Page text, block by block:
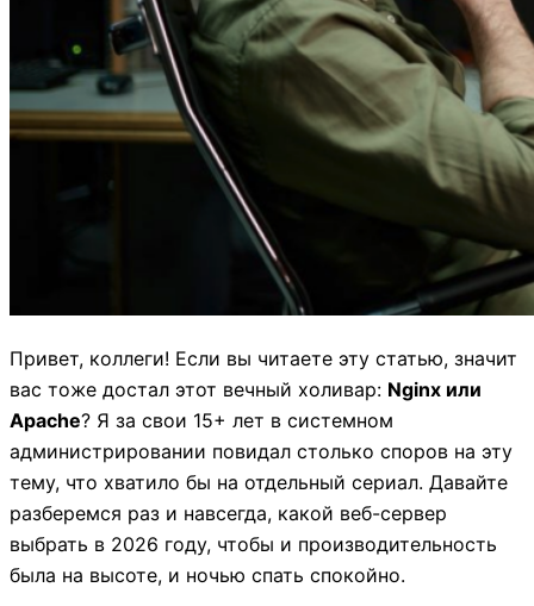
Привет, коллеги! Если вы читаете эту статью, значит
вас тоже достал этот вечный холивар: Nginx или
Apache? Я за свои 15+ лет в системном
администрировании повидал столько споров на эту
тему, что хватило бы на отдельный сериал. Давайте
разберемся раз и навсегда, какой веб-сервер
выбрать в 2026 году, чтобы и производительность
была на высоте, и ночью спать спокойно.